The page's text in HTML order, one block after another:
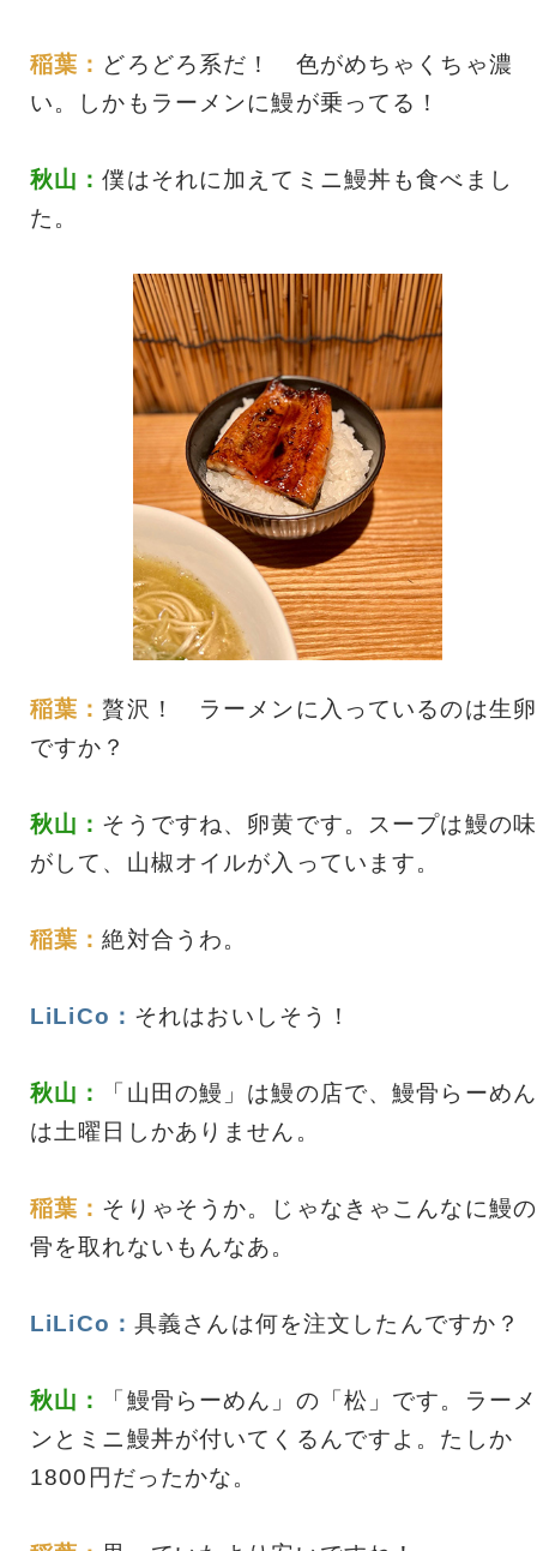
稲葉： どろどろ系だ！ 色がめちゃくちゃ濃
い。しかもラーメンに鰻が乗ってる！
秋山：僕はそれに加えてミニ鰻丼も食べまし
た。
稲葉：贅沢！ ラーメンに入っているのは生卵
ですか？
秋山： そうですね、卵黄です。スープは鰻の味
がして、山椒オイルが入っています。
稲葉：絶対合うわ。
LiLiCo： それはおいしそう！
秋山：
「山田の鰻」は鰻の店で、鰻骨らーめん
は土曜日しかありません。
稲葉： そりゃそうか。じゃなきゃこんなに鰻の
骨を取れないもんなあ。
LiLiCo： 具義さんは何を注文したんですか？
秋山：
「鰻骨らーめん」の「松」です。ラーメ
ンとミニ鰻丼が付いてくるんですよ。たしか
1800円だったかな。